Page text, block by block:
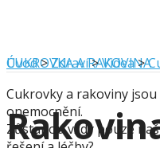
CUKROVKA A RAKOVINA
Úvod>Zdraví>Videa>
Cukrovky a rakoviny
onemocnění.
Zůstanou vždy pouze